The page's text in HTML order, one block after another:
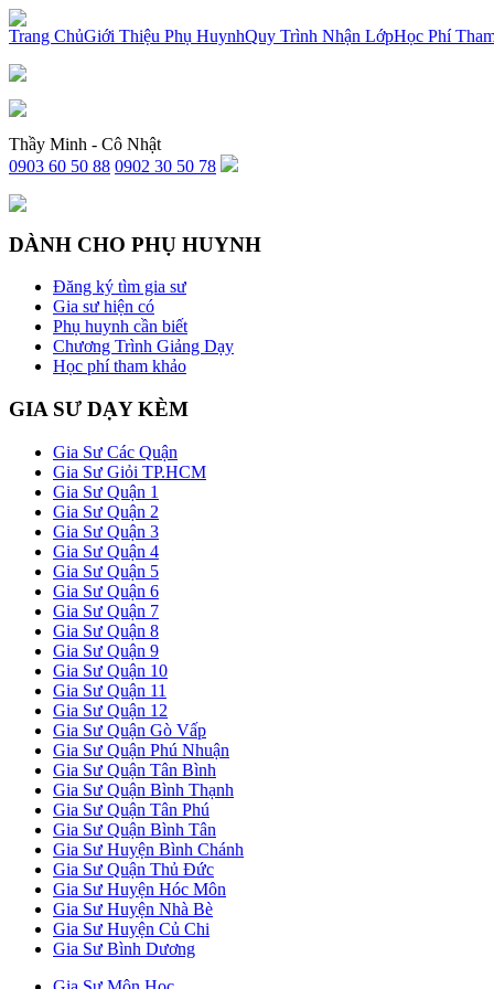
x
Trang ChủGiới Thiệu Phụ HuynhQuy Trình Nhận LớpHọc Phí
Thầy Minh - Cô Nhật
0903 60 50 88 0902 30 50 78
DÀNH CHO PHỤ HUYNH
Đăng ký tìm gia sư
Gia sư hiện có
Phụ huynh cần biết
Chương Trình Giảng Dạy
Học phí tham khảo
GIA SƯ DẠY KÈM
Gia Sư Các Quận
Gia Sư Giỏi TP.HCM
Gia Sư Quận 1
Gia Sư Quận 2
Gia Sư Quận 3
Gia Sư Quận 4
Gia Sư Quận 5
Gia Sư Quận 6
Gia Sư Quận 7
Gia Sư Quận 8
Gia Sư Quận 9
Gia Sư Quận 10
Gia Sư Quận 11
Gia Sư Quận 12
Gia Sư Quận Gò Vấp
Gia Sư Quận Phú Nhuận
Gia Sư Quận Tân Bình
Gia Sư Quận Bình Thạnh
Gia Sư Quận Tân Phú
Gia Sư Quận Bình Tân
Gia Sư Huyện Bình Chánh
Gia Sư Quận Thủ Đức
Gia Sư Huyện Hóc Môn
Gia Sư Huyện Nhà Bè
Gia Sư Huyện Củ Chi
Gia Sư Bình Dương